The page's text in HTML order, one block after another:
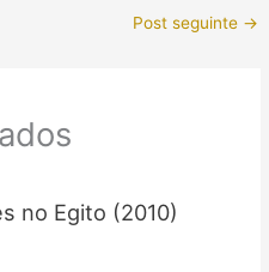
Post seguinte →
no Egito (2010)